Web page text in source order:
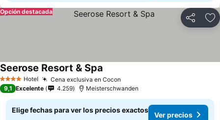
Compartir
Opción destacada
4 EstrellasHotel Cena exclusiva en Cocon
Seerose Resort & Spa
9,1 Excelente 4.259 Meisterschwanden
Elige fechas para ver los precios exactos
Ver precios